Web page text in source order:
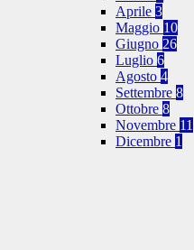
Aprile 3
Maggio 10
Giugno 26
Luglio 6
Agosto 4
Settembre 8
Ottobre 8
Novembre 11
Dicembre 1